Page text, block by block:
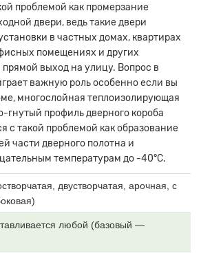
проблемой как промерзание
двери, ведь такие двери
в частных домах, квартирах
помещениях и других
выход на улицу. Вопрос в
важную роль особенно если вы
многослойная теплоизолирующая
гнутый профиль дверного короба
с такой проблемой как образование
части дверного полотна и
температурам до -40°C.
двустворчатая, арочная, с
любой (базовый —